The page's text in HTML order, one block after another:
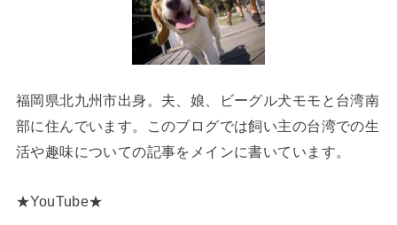
福岡県北九州市出身。夫、娘、ビーグル犬モモと台湾南
部に住んでいます。このブログでは飼い主の台湾での生
活や趣味についての記事をメインに書いています。
★YouTube★